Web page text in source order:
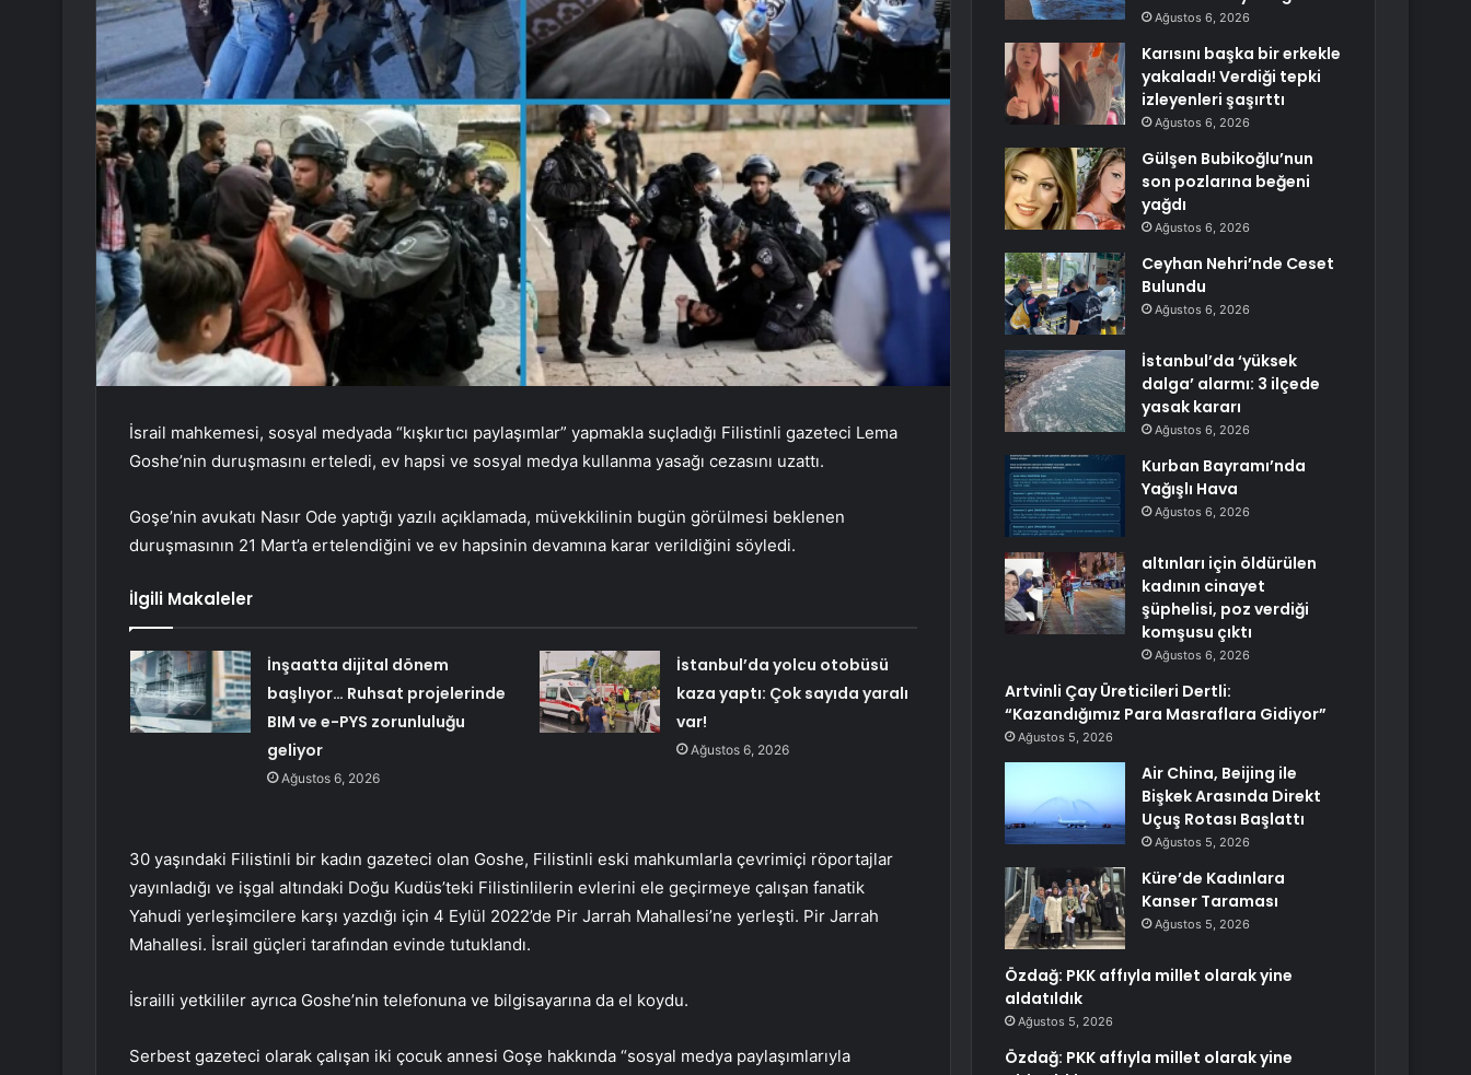
İsrail mahkemesi, sosyal medyada “kışkırtıcı paylaşımlar” yapmakla suçladığı Filistinli gazeteci Lema
Goshe’nin duruşmasını erteledi, ev hapsi ve sosyal medya kullanma yasağı cezasını uzattı.
Goşe’nin avukatı Nasır Ode yaptığı yazılı açıklamada, müvekkilinin bugün görülmesi beklenen
duruşmasının 21 Mart’a ertelendiğini ve ev hapsinin devamına karar verildiğini söyledi.
İlgili Makaleler
İnşaatta dijital dönem
başlıyor… Ruhsat projelerinde
BIM ve e-PYS zorunluluğu
geliyor
Ağustos 6, 2026
İstanbul’da yolcu otobüsü
kaza yaptı: Çok sayıda yaralı
var!
Ağustos 6, 2026
30 yaşındaki Filistinli bir kadın gazeteci olan Goshe, Filistinli eski mahkumlarla çevrimiçi röportajlar
yayınladığı ve işgal altındaki Doğu Kudüs’teki Filistinlilerin evlerini ele geçirmeye çalışan fanatik
Yahudi yerleşimcilere karşı yazdığı için 4 Eylül 2022’de Pir Jarrah Mahallesi’ne yerleşti. Pir Jarrah
Mahallesi. İsrail güçleri tarafından evinde tutuklandı.
İsrailli yetkililer ayrıca Goshe’nin telefonuna ve bilgisayarına da el koydu.
Serbest gazeteci olarak çalışan iki çocuk annesi Goşe hakkında “sosyal medya paylaşımlarıyla
Ağustos 6, 2026
Karısını başka bir erkekle
yakaladı! Verdiği tepki
izleyenleri şaşırttı
Ağustos 6, 2026
Gülşen Bubikoğlu’nun
son pozlarına beğeni
yağdı
Ağustos 6, 2026
Ceyhan Nehri’nde Ceset
Bulundu
Ağustos 6, 2026
İstanbul’da ‘yüksek
dalga’ alarmı: 3 ilçede
yasak kararı
Ağustos 6, 2026
Kurban Bayramı’nda
Yağışlı Hava
Ağustos 6, 2026
altınları için öldürülen
kadının cinayet
şüphelisi, poz verdiği
komşusu çıktı
Ağustos 6, 2026
Artvinli Çay Üreticileri Dertli:
“Kazandığımız Para Masraflara Gidiyor”
Ağustos 5, 2026
Air China, Beijing ile
Bişkek Arasında Direkt
Uçuş Rotası Başlattı
Ağustos 5, 2026
Küre’de Kadınlara
Kanser Taraması
Ağustos 5, 2026
Özdağ: PKK affıyla millet olarak yine
aldatıldık
Ağustos 5, 2026
Özdağ: PKK affıyla millet olarak yine